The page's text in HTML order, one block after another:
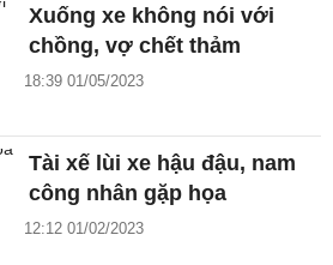
Xuống xe không nói với
chồng, vợ chết thảm
18:39 01/05/2023
Tài xế lùi xe hậu đậu, nam
công nhân gặp họa
12:12 01/02/2023